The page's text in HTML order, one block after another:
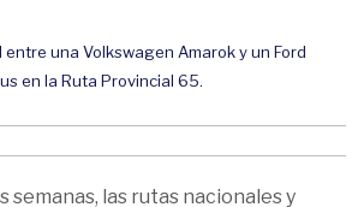
una Volkswagen Amarok y un Ford
en la Ruta Provincial 65.
semanas, las rutas nacionales y